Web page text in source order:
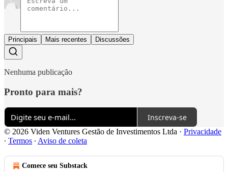
Principais Mais recentes Discussões
Nenhuma publicação
Pronto para mais?
Inscreva-se
© 2026 Viden Ventures Gestão de Investimentos Ltda · Privacidade
∙ Termos ∙ Aviso de coleta
Comece seu Substack